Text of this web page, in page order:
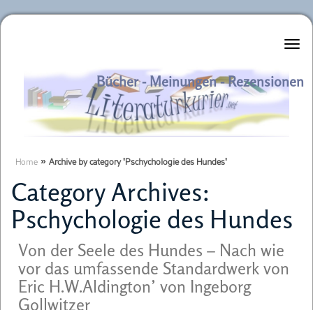
Literaturkurier.net
Bücher - Meinungen - Rezensionen
Home » Archive by category 'Pschychologie des Hundes'
Category Archives:
Pschychologie des Hundes
Von der Seele des Hundes – Nach wie
vor das umfassende Standardwerk von
Eric H.W.Aldington’ von Ingeborg
Gollwitzer